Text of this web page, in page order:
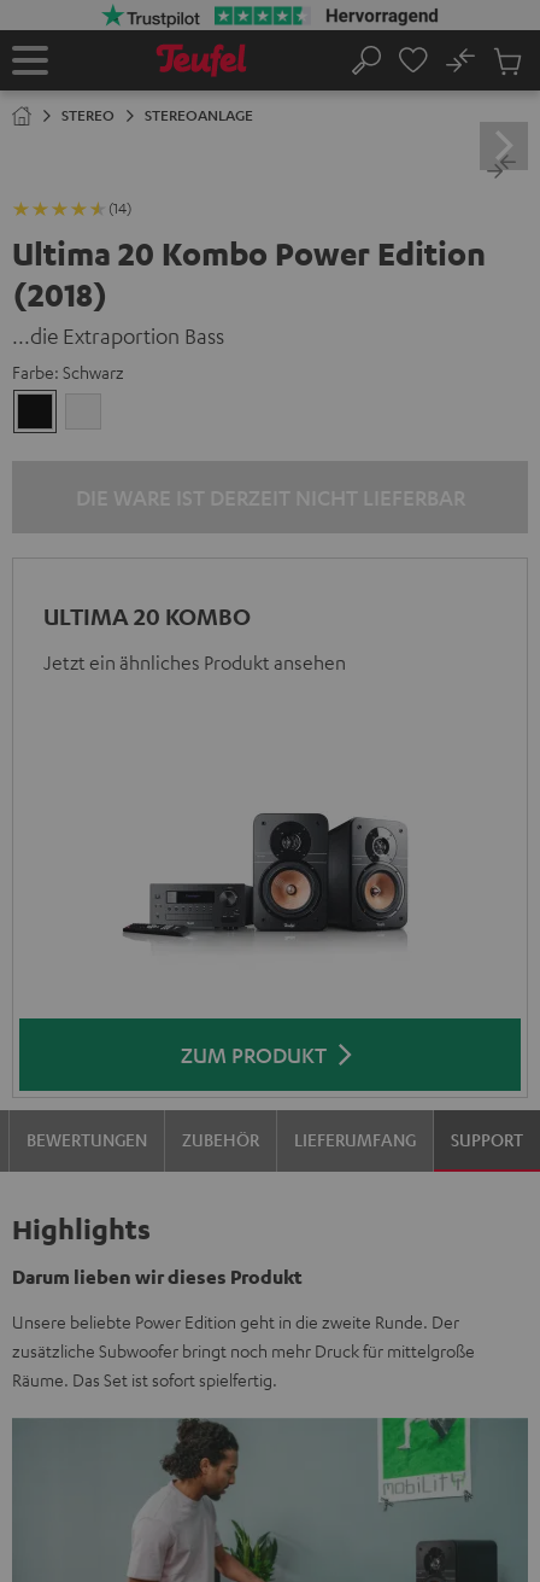
Startseite
Suche
No
STEREO STEREOANLAGE
(14)
Ultima 20 Kombo Power Edition
(2018)
...die Extraportion Bass
Farbe: Schwarz
ULTIMA 20 KOMBO
Jetzt ein ähnliches Produkt ansehen
ZUM PRODUKT
BEWERTUNGEN ZUBEHÖR LIEFERUMFANG SUPPORT
Highlights
Darum lieben wir dieses Produkt
Unsere beliebte Power Edition geht in die zweite Runde. Der
zusätzliche Subwoofer bringt noch mehr Druck für mittelgroße
Räume. Das Set ist sofort spielfertig.